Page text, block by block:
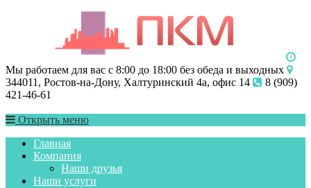
Мы работаем для вас с 8:00 до 18:00 без обеда и выходных
344011, Ростов-на-Дону, Халтуринский 4а, офис 14
8 (909)
421-46-61
Открыть меню
Главная
Компания
Наши друзья
Наши услуги